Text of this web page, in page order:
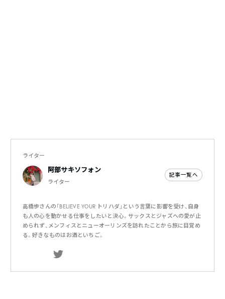
ライター
阿部サキソフォン
ライター
記事一覧へ
高橋歩さんの「BELIEVE YOUR トリハダ」という言葉に影響を受け、自身
も人の心を動かせる仕事をしたいと決心。サックスとジャズへの愛が止
められず、メンフィスとニューオーリンズを訪れたことから旅に目覚め
る。好きなものはお酒といちご。